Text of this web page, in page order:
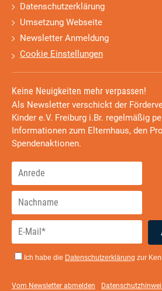
Datenschutzerklärung
Umsetzung Webseite
Newsletter Anmeldung
Cookie Einstellungen
Keine Neuigkeiten mehr verpassen!
Als Newsletter verschickt der
Kinder e.V. Freiburg i.Br. regelmäßig
Informationen zum Elternhaus, den
Spendenaktionen.
Ich habe die Datenschutzerklärung zur
Vom Newsletter abmelden